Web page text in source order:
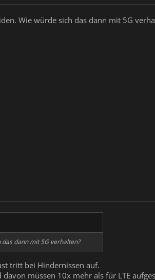
Wie würde sich das dann mit 5G
dann mit 5G verhalten?
tritt bei Hindernissen auf.
müssen 10x mehr als für LTE